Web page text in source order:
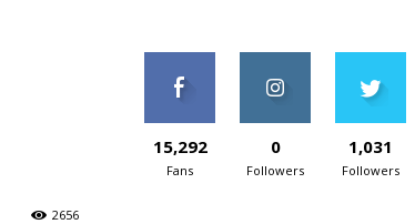
2656
15,292
Fans
0
Followers
1,031
Followers